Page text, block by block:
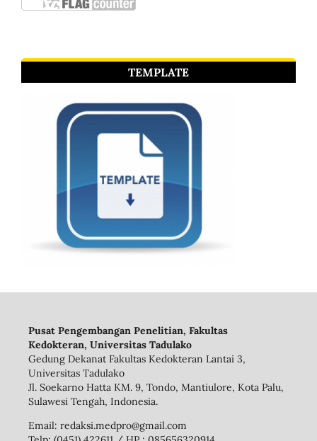
TEMPLATE
Pusat Pengembangan Penelitian, Fakultas
Kedokteran, Universitas Tadulako
Gedung Dekanat Fakultas Kedokteran Lantai 3,
Universitas Tadulako
Jl. Soekarno Hatta KM. 9, Tondo, Mantiulore, Kota Palu,
Sulawesi Tengah, Indonesia.
Email: redaksi.medpro@gmail.com